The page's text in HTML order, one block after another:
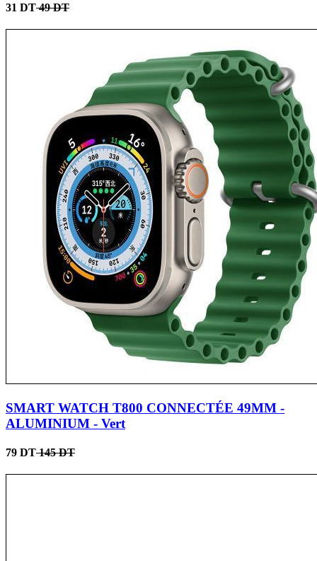
31 DT49 DT
SMART WATCH T800 CONNECTÉE 49MM -
ALUMINIUM - Vert
79 DT145 DT